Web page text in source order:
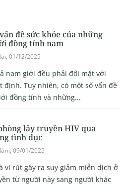
đề sức khỏe của những
đồng tính nam
01/12/2025
nam giới đều phải đối mặt với
định. Tuy nhiên, có một số vấn đề
đồng tính và những...
lây truyền HIV qua
tình dục
09/01/2025
vi rút gây ra suy giảm miễn dịch ở
từ người này sang người khác